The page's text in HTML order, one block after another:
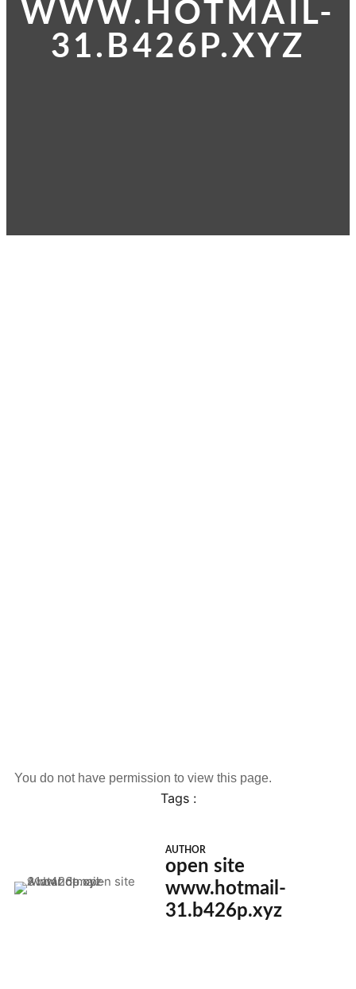
WWW.HOTMAIL-
31.B426P.XYZ
You do not have permission to view this page.
Tags :
AUTHOR
open site
www.hotmail-
31.b426p.xyz